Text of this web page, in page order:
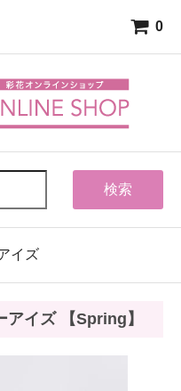
0
検索
イズ
イズ 【Spring】